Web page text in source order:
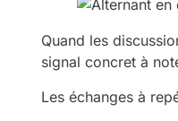
Quand les
signal concret à
Les échanges à